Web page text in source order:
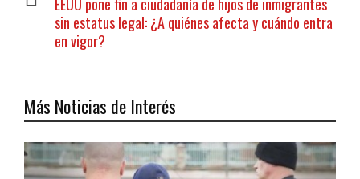
sin estatus legal: ¿A quiénes afecta y cuándo entra
en vigor?
Más Noticias de Interés